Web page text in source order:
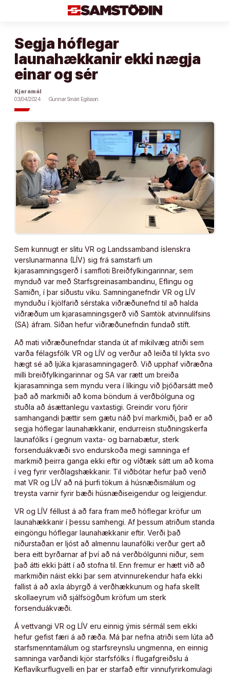
Segja hóflegar
launahækkanir ekki nægja
einar og sér
Kjaramál
03/04/2024
Gunnar Smári Egilsson
Sem kunnugt er slitu VR og Landssamband íslenskra
verslunarmanna (LÍV) sig frá samstarfi um
kjarasamningsgerð í samfloti Breiðfylkingarinnar, sem
mynduð var með Starfsgreinasambandinu, Eflingu og
Samiðn, í þar síðustu viku. Samninganefndir VR og LÍV
mynduðu í kjölfarið sérstaka viðræðunefnd til að halda
viðræðum um kjarasamningsgerð við Samtök atvinnulífsins
(SA) áfram. Síðan hefur viðræðunefndin fundað stíft.
Að mati viðræðunefndar standa út af mikilvæg atriði sem
varða félagsfólk VR og LÍV og verður að leiða til lykta svo
hægt sé að ljúka kjarasamningagerð. Við upphaf viðræðna
milli breiðfylkingarinnar og SA var rætt um breiða
kjarasamninga sem myndu vera í líkingu við þjóðarsátt með
það að markmiði að koma böndum á verðbólguna og
stuðla að ásættanlegu vaxtastigi. Greindir voru fjórir
samhangandi þættir sem gætu náð því markmiði, það er að
segja hóflegar launahækkanir, endurreisn stuðningskerfa
launafólks í gegnum vaxta- og barnabætur, sterk
forsenduákvæði svo endurskoða megi samninga ef
markmið þeirra ganga ekki eftir og víðtæk sátt um að koma
í veg fyrir verðlagshækkanir. Til viðbótar hefur það verið
mat VR og LÍV að ná þurfi tökum á húsnæðismálum og
treysta varnir fyrir bæði húsnæðiseigendur og leigjendur.
VR og LÍV féllust á að fara fram með hóflegar kröfur um
launahækkanir í þessu samhengi. Af þessum atriðum standa
eingöngu hóflegar launahækkanir eftir. Verði það
niðurstaðan er ljóst að almennu launafólki verður gert að
bera eitt byrðarnar af því að ná verðbólgunni niður, sem
það átti ekki þátt í að stofna til. Enn fremur er hætt við að
markmiðin náist ekki þar sem atvinnurekendur hafa ekki
fallist á að axla ábyrgð á verðhækkunum og hafa skellt
skollaeyrum við sjálfsögðum kröfum um sterk
forsenduákvæði.
Á vettvangi VR og LÍV eru einnig ýmis sérmál sem ekki
hefur gefist færi á að ræða. Má þar nefna atriði sem lúta að
starfsmenntamálum og starfsreynslu ungmenna, en einnig
samninga varðandi kjör starfsfólks í flugafgreiðslu á
Keflavíkurflugvelli en þar er starfað eftir vinnufyrirkomulagi